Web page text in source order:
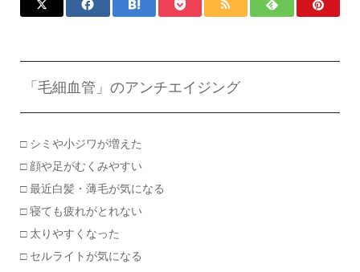
「毛細血管」のアンチエイジング
□ シミや小ジワが増えた
□ 顔や足がむくみやすい
□ 最近白髪・薄毛が気になる
□ 寝ても疲れがとれない
□ 太りやすくなった
□ セルライトが気になる